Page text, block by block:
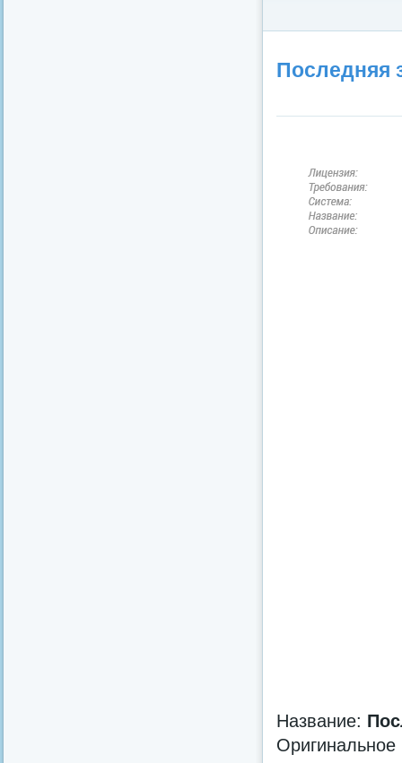
Последняя
Название: